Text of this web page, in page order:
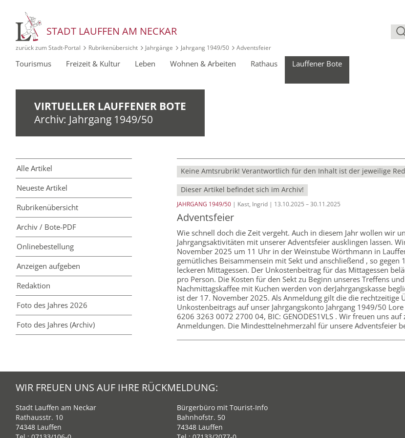
STADT LAUFFEN AM NECKAR
zurück zum Stadt‑Portal Rubrikenübersicht Jahrgänge Jahrgang 1949/50 Adventsfeier
Tourismus Freizeit & Kultur Leben Wohnen & Arbeiten Rathaus Lauffener Bote
VIRTUELLER LAUFFENER BOTE
Archiv: Jahrgang 1949/50
Alle Artikel
Neueste Artikel
Rubriken­übersicht
Archiv / Bote-PDF
Online­bestellung
Anzeigen aufgeben
Redaktion
Foto des Jahres 2026
Foto des Jahres (Archiv)
Keine Amtsrubrik! Verantwortlich für den Inhalt ist der jeweilige
Dieser Artikel befindet sich im Archiv!
JAHRGANG 1949/50 | Kast, Ingrid | 13.10.2025 – 30.11.2025
Adventsfeier
Wie schnell doch die Zeit vergeht. Auch in diesem Jahr wollen wir
Jahrgangsaktivitäten mit unserer Adventsfeier ausklingen lassen.
November 2025 um 11 Uhr in der Weinstube Wörthmann in
gemütliches Beisammensein mit Sekt und anschließend , so gegen
leckeren Mittagessen. Der Unkostenbeitrag für das Mittagessen
pro Person. Die Kosten für den Sekt zu Beginn unseres Treffens
Nachmittagskaffee mit Kuchen werden von derJahrgangskasse
ist der 17. November 2025. Als Anmeldung gilt die die rechtzeitige
Unkostenbeitrags auf unser Jahrgangskonto Jahrgang 1949/50 Lore
6206 3263 0072 2700 04, BIC: GENODES1VLS . Wir freuen uns auf
Anmeldungen. Die Mindesttelnehmerzahl für unsere Adventsfeier
WIR FREUEN UNS AUF IHRE RÜCKMELDUNG:
Stadt Lauffen am Neckar
Rathausstr. 10
74348 Lauffen
Bürgerbüro mit Tourist-Info
Bahnhofstr. 50
74348 Lauffen